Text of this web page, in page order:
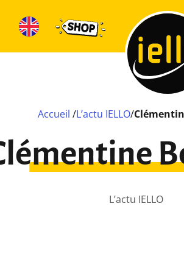
Accueil /L’actu IELLO/
L’actu IELLO